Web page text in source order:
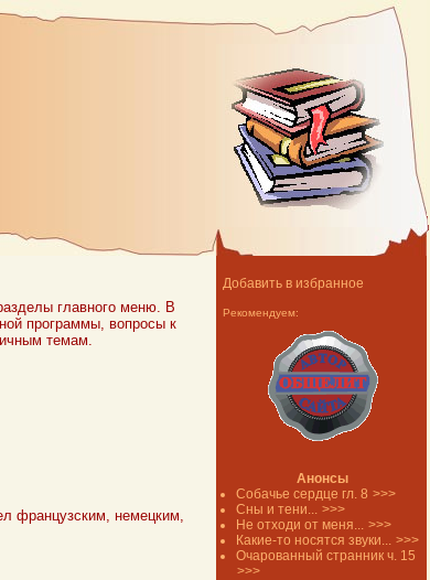
Добавить в избранное
Рекомендуем:
Анонсы
Собачье сердце гл. 8 >>>
Сны и тени... >>>
Не отходи от меня... >>>
Какие-то носятся звуки... >>>
Очарованный странник ч. 15
>>>
главного меню. В
программы, вопросы к
темам.
французским, немецким,